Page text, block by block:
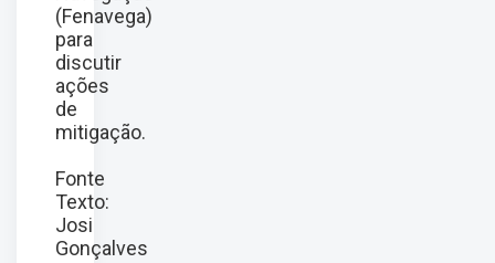
(Fenavega)
para
discutir
ações
de
mitigação.
Fonte
Texto:
Josi
Gonçalves